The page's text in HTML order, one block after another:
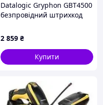
Datalogic Gryphon GBT4500
безпровідний штрихкод
класу 1D/2D (без бази)
2 859 ₴
Купити